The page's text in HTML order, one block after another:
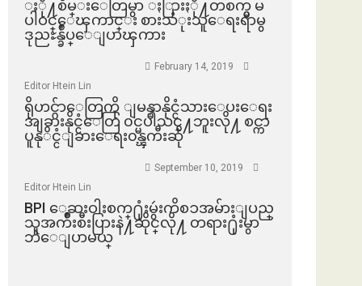
ႏို႔စိမ္းေတြမွာ ႏြားႏို႔တစက္မွ မ
ပါဝင္ေၾကာင္း စားသံုးသူေရးရာမွ
ဒုညႊန္ခ်ဳပ္ေျပာၾကား
February 14, 2019
Editor Htein Lin
ရိုဟင္ဂ်ာေတြကို ျမန္မာနိုင္ငံသားေပးေရး
အျခားနိုင္ငံေတြ ၀င္မပါသင္႔ဘူးလို႔ စင္ကာ
ပူနုိင္ငံျခားေရး၀န္ၾကီးဆို
September 10, 2019
Editor Htein Lin
BPI ​ေဆးဝါးစက္​႐ုံးမွဴးကိစၥအမ်ားျပည္​
သူအက်ိဳးစီးပြားနဲ႔ဆိုင္​လို႔ တရား႐ုံးမွာ
ဘဲေျပာမယ္​